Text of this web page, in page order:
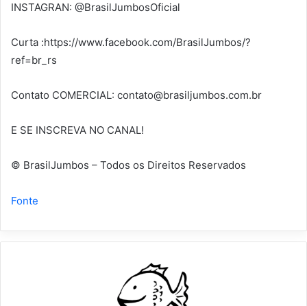
INSTAGRAN: @BrasilJumbosOficial
Curta :https://www.facebook.com/BrasilJumbos/?
ref=br_rs
Contato COMERCIAL: contato@brasiljumbos.com.br
E SE INSCREVA NO CANAL!
© BrasilJumbos – Todos os Direitos Reservados
Fonte